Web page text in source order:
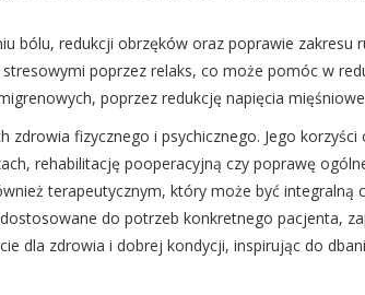
bólu, redukcji obrzęków oraz poprawie zakresu
poprzez relaks, co może pomóc w
poprzez redukcję napięcia
fizycznego i psychicznego. Jego
rehabilitację pooperacyjną czy poprawę
terapeutycznym, który może być integralną
do potrzeb konkretnego pacjenta,
dla zdrowia i dobrej kondycji, inspirując do